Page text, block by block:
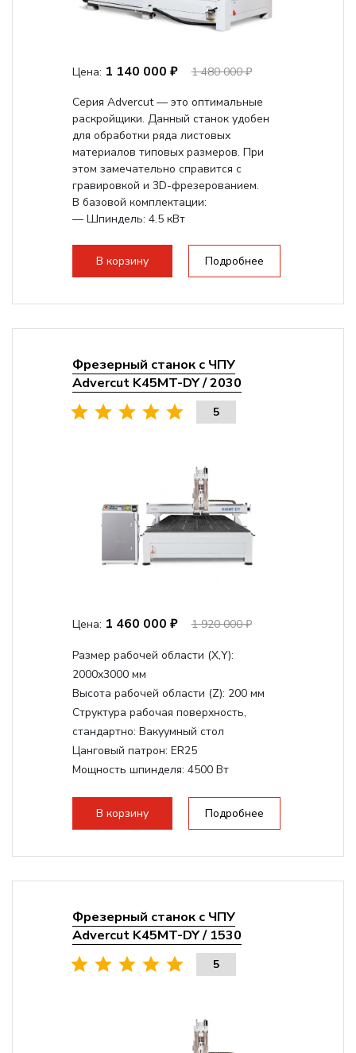
Цена: 1 140 000 ₽
1 480 000 ₽
Серия Advercut — это оптимальные
раскройщики. Данный станок удобен
для обработки ряда листовых
материалов типовых размеров. При
этом замечательно справится с
гравировкой и 3D-фрезерованием.
В базовой комплектации:
— Шпиндель: 4.5 кВт
В корзину
Подробнее
Фрезерный станок с ЧПУ
Advercut K45MT-DY / 2030
5
Цена: 1 460 000 ₽ 1 920 000 ₽
Размер рабочей области (Х,Y):
2000x3000 мм
Высота рабочей области (Z): 200 мм
Структура рабочая поверхность,
стандартно: Вакуумный стол
Цанговый патрон: ER25
Мощность шпинделя: 4500 Вт
Мощность инвертора:
10500 Вт
В корзину Подробнее
Фрезерный станок с ЧПУ
Advercut K45MT-DY / 1530
5